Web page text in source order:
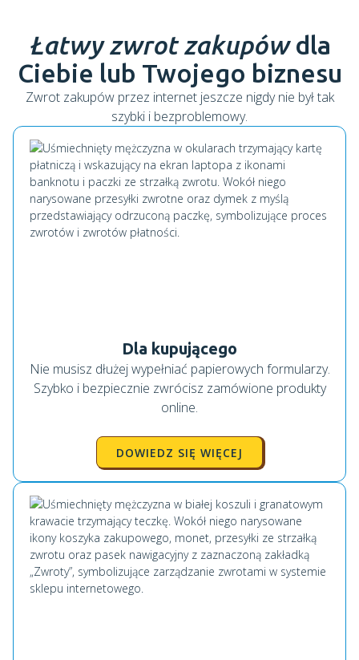
Łatwy zwrot zakupówdla
Ciebie lub Twojego biznesu
Zwrot zakupów przez internet jeszcze nigdy nie był tak
szybki i bezproblemowy.
Dla kupującego
Nie musisz dłużej wypełniać papierowych formularzy.
Szybko i bezpiecznie zwrócisz zamówione produkty
online.
DOWIEDZ SIĘ WIĘCEJ